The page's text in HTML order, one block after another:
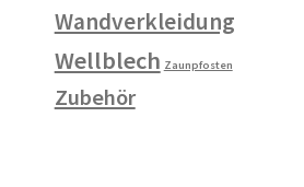
Wandverkleidung
Wellblech Zaunpfosten
Zubehör